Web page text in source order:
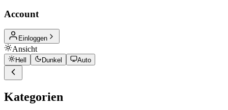
Account
Einloggen
Ansicht
Hell Dunkel Auto
Kategorien